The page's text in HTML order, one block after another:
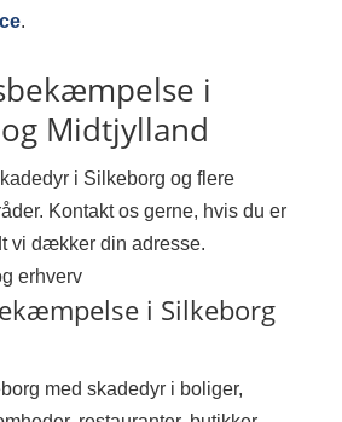
.
i
Midtjylland
i Silkeborg og flere
Kontakt os gerne, hvis du er
vi dækker din adresse.
erhverv
i Silkeborg
med skadedyr i boliger,